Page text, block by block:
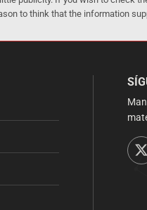
to think that the information